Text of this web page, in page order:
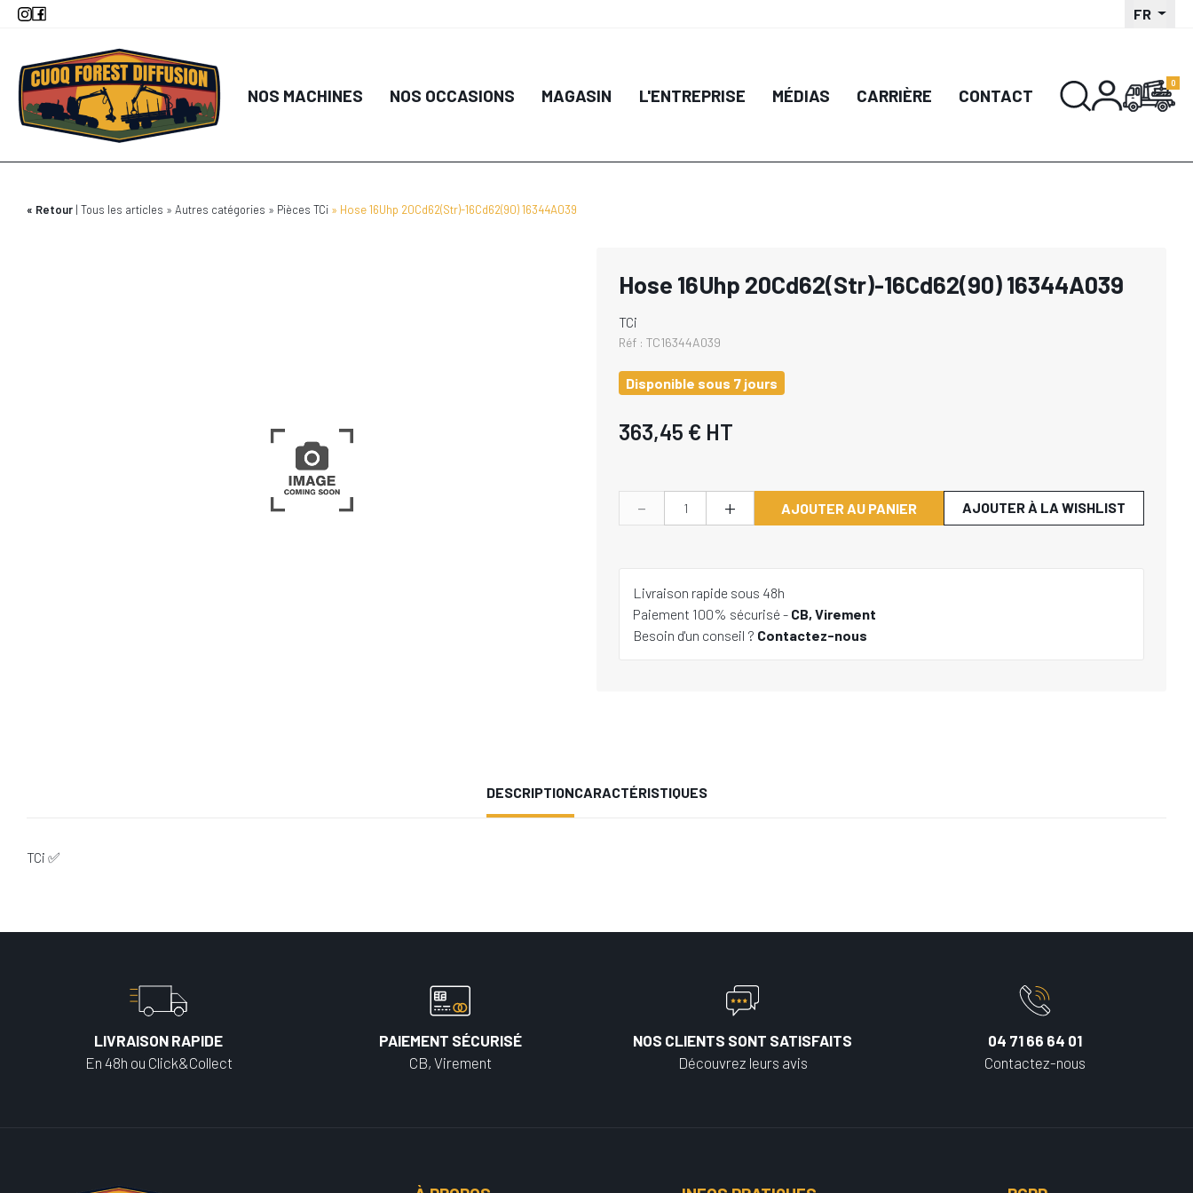
Aller
principal
FR
NOS MACHINES NOS OCCASIONS MAGASIN L'ENTREPRISE MÉDIAS CARRIÈRE CONTACT
Retour Tous les articles Autres catégories Pièces TCi Hose 16Uhp 20Cd62(Str)-16Cd62(90) 16344A039
Hose 16Uhp 20Cd62(Str)-16Cd62(90) 16344A039
TCi
Réf : TC16344A039
Disponible sous 7 jours
363,45 € HT
- + AJOUTER AU PANIER AJOUTER À LA WISHLIST
Livraison rapide sous 48h
Paiement 100% sécurisé - CB, Virement
Besoin d'un conseil ? Contactez-nous
DESCRIPTIONCARACTÉRISTIQUES
TCi ✅
LIVRAISON RAPIDE
En 48h ou Click&Collect
PAIEMENT SÉCURISÉ
CB, Virement
NOS CLIENTS SONT SATISFAITS
Découvrez leurs avis
04 71 66 64 01
Contactez-nous